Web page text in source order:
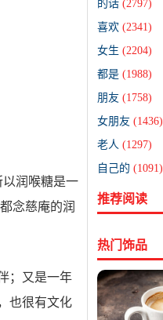
润喉糖是一
念慈庵的润
；又是一年
也很有文化
的话 (2797)
喜欢 (2341)
女生 (2204)
都是 (1988)
朋友 (1758)
女朋友 (1436)
老人 (1297)
自己的 (1091)
推荐阅读
热门饰品